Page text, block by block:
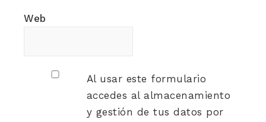
Web
Al usar este formulario
accedes al almacenamiento
y gestión de tus datos por